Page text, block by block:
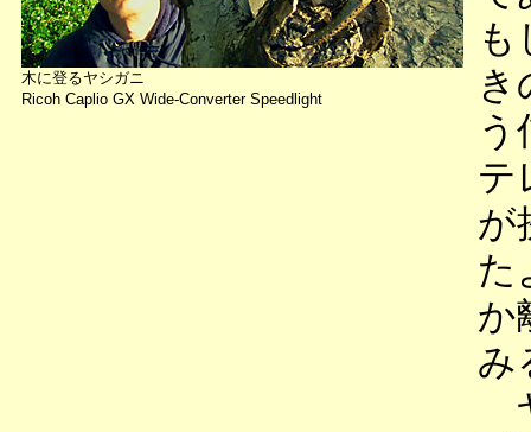
木に登るヤシガニ
Ricoh Caplio GX Wide-Converter Speedlight
き
う
テ
が
た
か
み